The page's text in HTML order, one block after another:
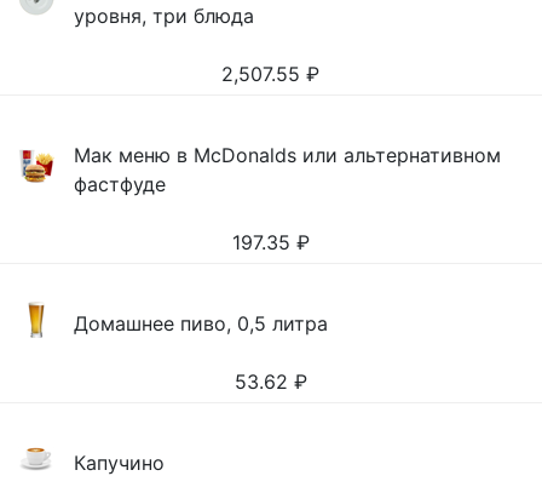
уровня, три блюда
2,507.55 ₽
Мак меню в McDonalds или альтернативном
фастфуде
197.35 ₽
Домашнее пиво, 0,5 литра
53.62 ₽
Капучино